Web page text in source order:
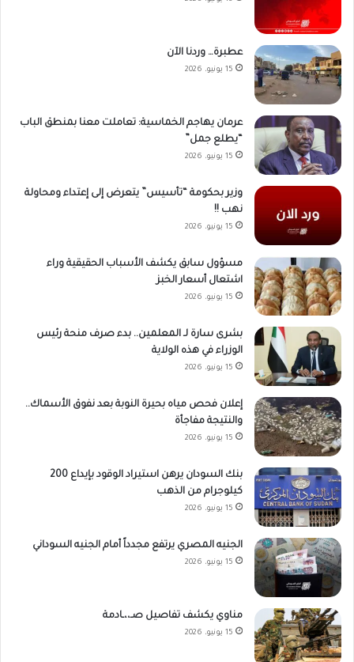
عطبرة… وردنا الآن
15 يونيو، 2026
عرمان يهاجم الخماسية: تعاملت معنا بمنطق الباب
“يطلع جمل”
15 يونيو، 2026
وزير بحكومة “تأسيس” يتعرض إلى إعتداء ومحاولة
نهب !!
15 يونيو، 2026
مسؤول سابق يكشف الأسباب الحقيقية وراء
اشتعال أسعار الخبز
15 يونيو، 2026
بشرى سارة لـ المعلمين.. بدء صرف منحة رئيس
الوزراء في هذه الولاية
15 يونيو، 2026
إعلان فحص مياه بحيرة النوبة بعد نفوق الأسماك..
والنتيجة مفاجأة
15 يونيو، 2026
بنك السودان يرهن استيراد الوقود بإيداع 200
كيلوجرام من الذهب
15 يونيو، 2026
الجنيه المصري يرتفع مجدداً أمام الجنيه السوداني
15 يونيو، 2026
مناوي يكشف تفاصيل صـ،،ـادمة
15 يونيو، 2026